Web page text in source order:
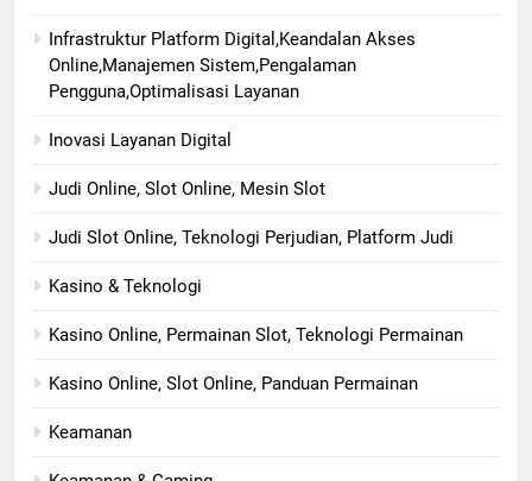
Infrastruktur Platform Digital,Keandalan Akses
Online,Manajemen Sistem,Pengalaman
Pengguna,Optimalisasi Layanan
Inovasi Layanan Digital
Judi Online, Slot Online, Mesin Slot
Judi Slot Online, Teknologi Perjudian, Platform Judi
Kasino & Teknologi
Kasino Online, Permainan Slot, Teknologi Permainan
Kasino Online, Slot Online, Panduan Permainan
Keamanan